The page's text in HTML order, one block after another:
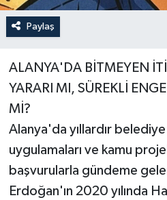
Paylaş
ALANYA'DA BİTMEYEN
YARARI MI, SÜREKLİ
Mİ?
Alanya'da yıllardır
uygulamaları ve kamu
başvurularla gündeme
Erdoğan'ın 2020 yılında